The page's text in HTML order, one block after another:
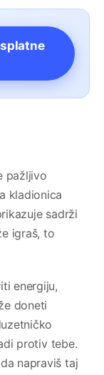
pažljivo
kladionica
sadrži
igraš, to
energiju,
doneti
protiv tebe.
napraviš taj